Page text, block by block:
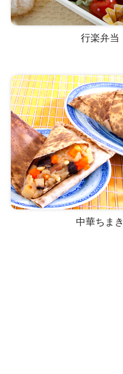
行楽弁当
中華ちまき